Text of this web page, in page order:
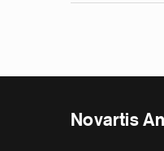
Novartis